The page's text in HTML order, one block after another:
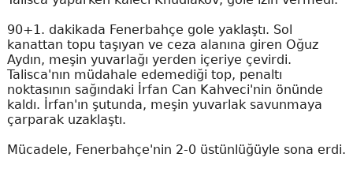
90+1. dakikada Fenerbahçe gole yaklaştı. Sol
kanattan topu taşıyan ve ceza alanına giren Oğuz
Aydın, meşin yuvarlağı yerden içeriye çevirdi.
Talisca'nın müdahale edemediği top, penaltı
noktasının sağındaki İrfan Can Kahveci'nin önünde
kaldı. İrfan'ın şutunda, meşin yuvarlak savunmaya
çarparak uzaklaştı.
Mücadele, Fenerbahçe'nin 2-0 üstünlüğüyle sona erdi.